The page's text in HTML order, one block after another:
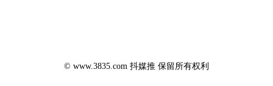
© www.3835.com 抖媒推 保留所有权利